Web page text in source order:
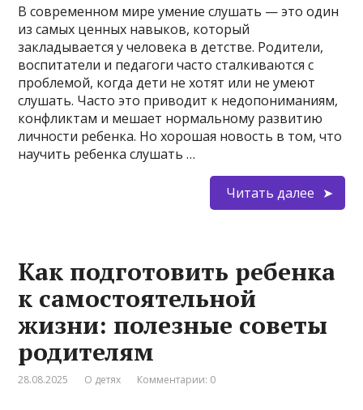
В современном мире умение слушать — это один
из самых ценных навыков, который
закладывается у человека в детстве. Родители,
воспитатели и педагоги часто сталкиваются с
проблемой, когда дети не хотят или не умеют
слушать. Часто это приводит к недопониманиям,
конфликтам и мешает нормальному развитию
личности ребенка. Но хорошая новость в том, что
научить ребенка слушать …
Читать далее
Как подготовить ребенка
к самостоятельной
жизни: полезные советы
родителям
28.08.2025 О детях Комментарии: 0